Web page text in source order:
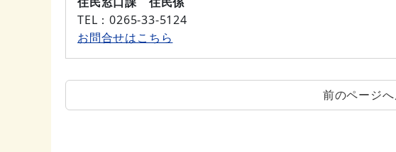
TEL ：0265-33-5124
お問合せはこちら
前のページへ